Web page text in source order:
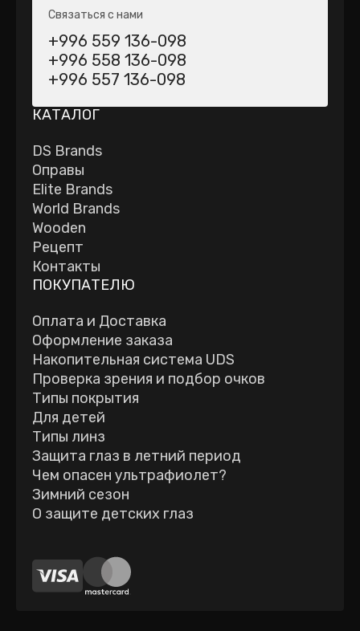
Связаться с нами
+996 559 136-098
+996 558 136-098
+996 557 136-098
КАТАЛОГ
DS Brands
Оправы
Elite Brands
World Brands
Wooden
Рецепт
Контакты
ПОКУПАТЕЛЮ
Оплата и Доставка
Оформление заказа
Накопительная система UDS
Проверка зрения и подбор очков
Типы покрытия
Для детей
Типы линз
Защита глаз в летний период
Чем опасен ультрафиолет?
Зимний сезон
О защите детских глаз